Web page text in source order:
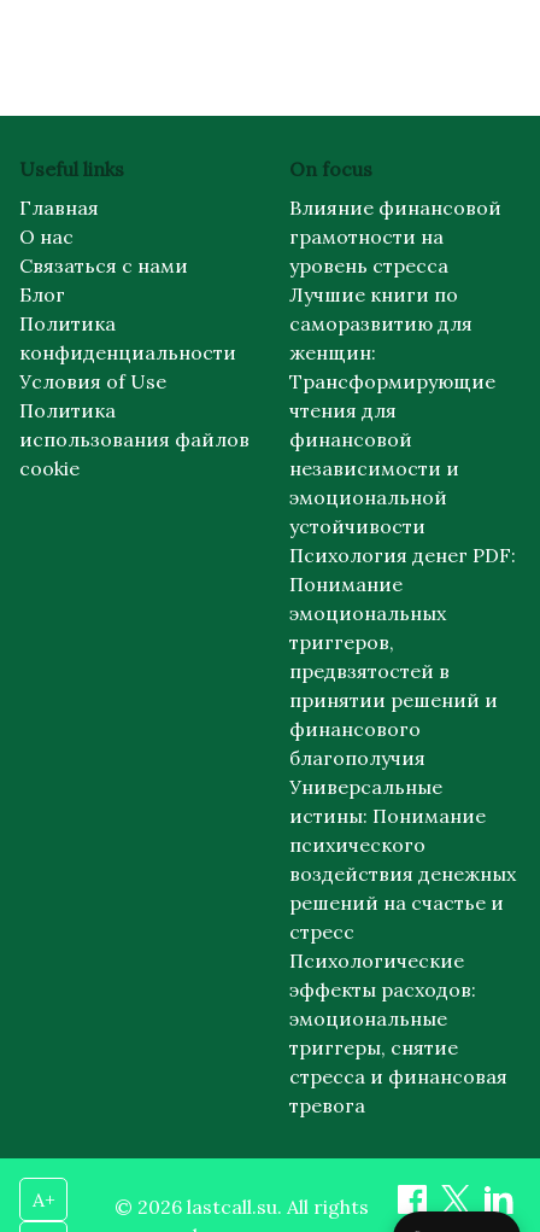
Useful links
Главная
О нас
Связаться с нами
Блог
Политика
конфиденциальности
Условия of Use
Политика
использования файлов
cookie
On focus
Влияние финансовой
грамотности на
уровень стресса
Лучшие книги по
саморазвитию для
женщин:
Трансформирующие
чтения для
финансовой
независимости и
эмоциональной
устойчивости
Психология денег PDF:
Понимание
эмоциональных
триггеров,
предвзятостей в
принятии решений и
финансового
благополучия
Универсальные
истины: Понимание
психического
воздействия денежных
решений на счастье и
стресс
Психологические
эффекты расходов:
эмоциональные
триггеры, снятие
стресса и финансовая
тревога
A+
© 2026 lastcall.su. All rights